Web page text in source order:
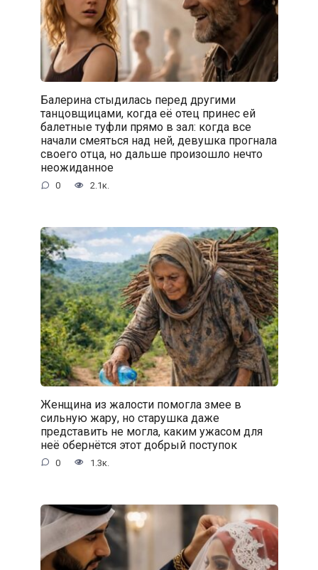
Балерина стыдилась перед другими
танцовщицами, когда её отец принес ей
балетные туфли прямо в зал: когда все
начали смеяться над ней, девушка прогнала
своего отца, но дальше произошло нечто
неожиданное
0 2.1к.
Женщина из жалости помогла змее в
сильную жару, но старушка даже
представить не могла, каким ужасом для
неё обернётся этот добрый поступок
0 1.3к.